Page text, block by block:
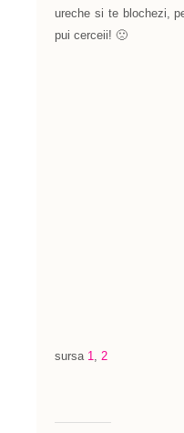
ureche si te blochezi,
pui cerceii! 🙁
sursa 1, 2